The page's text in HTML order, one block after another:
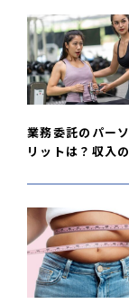
業務委託のパー
リットは？収入